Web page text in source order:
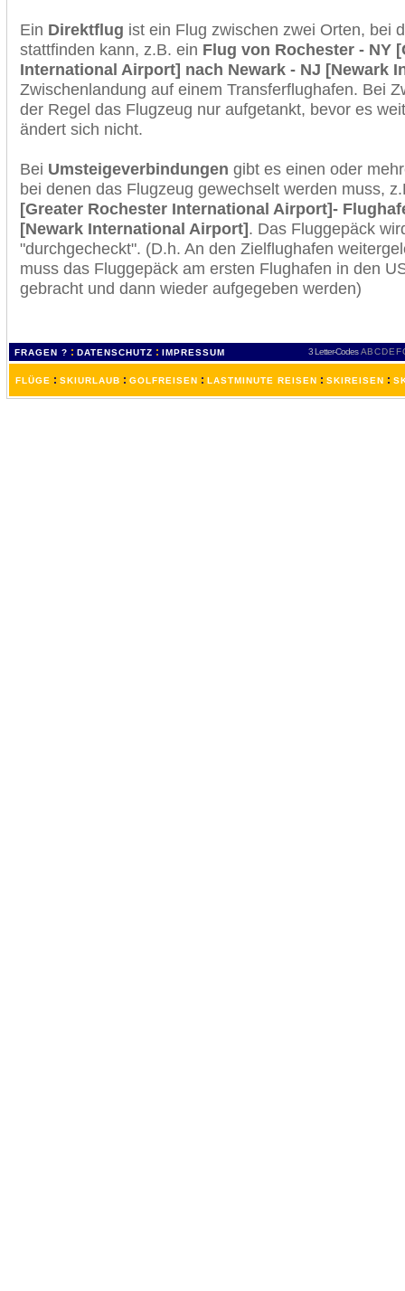
Ein Direktflug ist ein Flug zwischen zwei Orten, bei
stattfinden kann, z.B. ein Flug von Rochester - NY
International Airport] nach Newark - NJ [Newark
Zwischenlandung auf einem Transferflughafen. Bei
der Regel das Flugzeug nur aufgetankt, bevor es
ändert sich nicht.
Bei Umsteigeverbindungen gibt es einen oder
bei denen das Flugzeug gewechselt werden muss,
[Greater Rochester International Airport]-
[Newark International Airport]. Das Fluggepäck
"durchgecheckt". (D.h. An den Zielflughafen
muss das Fluggepäck am ersten Flughafen in den
gebracht und dann wieder aufgegeben werden)
FRAGEN ? : DATENSCHUTZ : IMPRESSUM 3 Letter-Codes ABCDEF
FLÜGE : SKIURLAUB : GOLFREISEN : LASTMINUTE REISEN : SKIREISEN :